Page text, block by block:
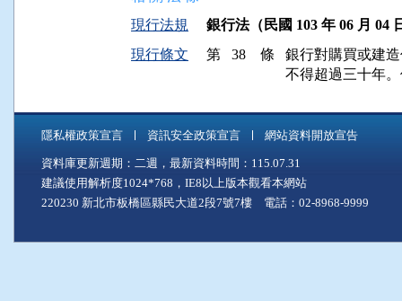
現行法規
銀行法（民國 103 年 06 月 04
現行條文
第 38 條
銀行對購買或建
不得超過三十年
隱私權政策宣言 資訊安全政策宣言 網站資料開放宣告
資料庫更新週期：二週，最新資料時間：115.07.31
建議使用解析度1024*768，IE8以上版本觀看本網站
220230 新北市板橋區縣民大道2段7號7樓 電話：02-8968-9999